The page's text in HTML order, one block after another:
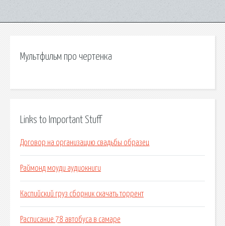
Мультфильм про чертенка
Links to Important Stuff
Договор на организацию свадьбы образец
Раймонд моуди аудиокниги
Каспийский груз сборник скачать торрент
Расписание 78 автобуса в самаре